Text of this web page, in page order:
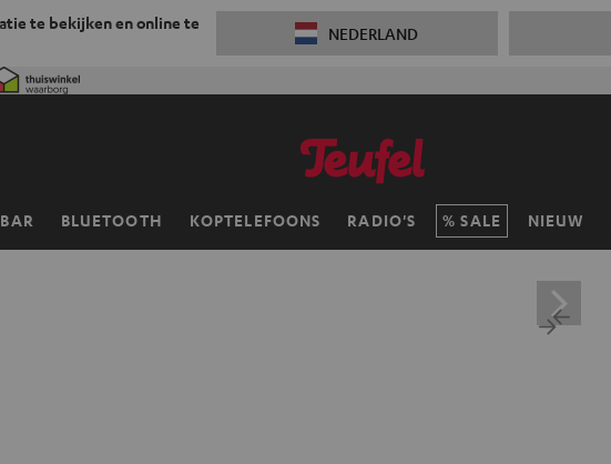
te bekijken en online te
NEDERLAND
BLUETOOTH KOPTELEFOONS RADIO'S SALE NIEUW